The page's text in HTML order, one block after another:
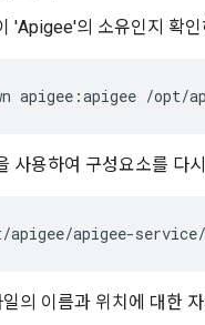
'Apigee'의 소유인지 확인
apigee:apigee /opt/
사용하여 구성요소를 다
apigee/apigee-
의 이름과 위치에 대한